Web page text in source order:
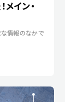
イン・
情報のなかで